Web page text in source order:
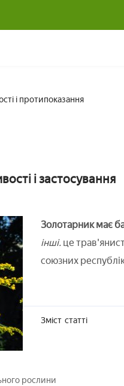
і протипоказання
і застосування
Золотарник має
інші. це
союзних
Зміст статті
рослини